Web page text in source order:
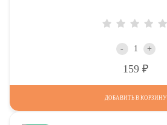
- +
159
ДОБАВИТЬ В КОРЗИНУ